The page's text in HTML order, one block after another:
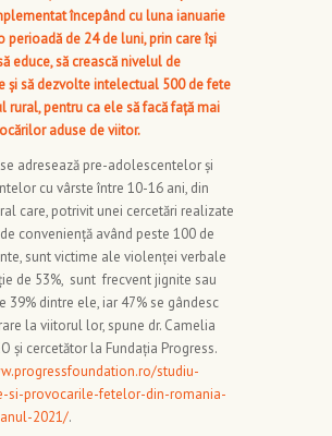
începând cu luna ianuarie
perioadă de 24 de luni, prin care își
educe, să crească nivelul de
și să dezvolte intelectual 500 de fete
rural, pentru ca ele să facă față mai
aduse de viitor.
adresează pre-adolescentelor și
cu vârste între 10-16 ani, din
care, potrivit unei cercetări realizate
conveniență având peste 100 de
sunt victime ale violenței verbale
de 53%, sunt frecvent jignite sau
39% dintre ele, iar 47% se gândesc
la viitorul lor, spune dr. Camelia
și cercetător la Fundația Progress.
studiu-
si-provocarile-fetelor-din-romania-
2021/.